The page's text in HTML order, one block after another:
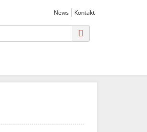
News Kontakt